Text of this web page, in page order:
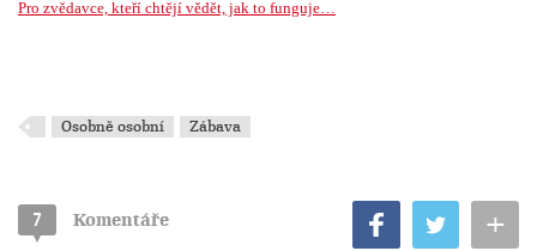
Pro zvědavce, kteří chtějí vědět, jak to funguje…
Osobně osobní Zábava
7 Komentáře +